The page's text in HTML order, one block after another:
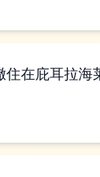
在庇耳拉海